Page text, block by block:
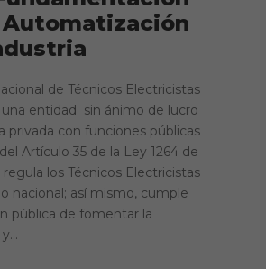
Automatización
de Técnicos Electricistas
una entidad sin ánimo de lucro
privada con funciones públicas
Artículo 35 de la Ley 1264 de
los Técnicos Electricistas
nacional; así mismo, cumple
pública de fomentar la